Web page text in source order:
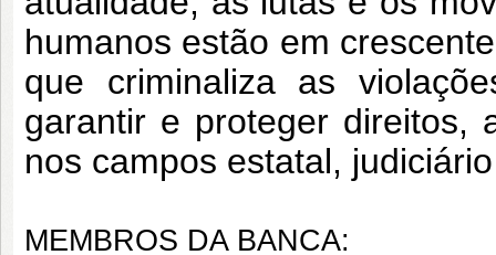
humanos estão em
que criminaliza as
garantir e proteger direitos,
nos campos estatal,
MEMBROS DA BANCA: